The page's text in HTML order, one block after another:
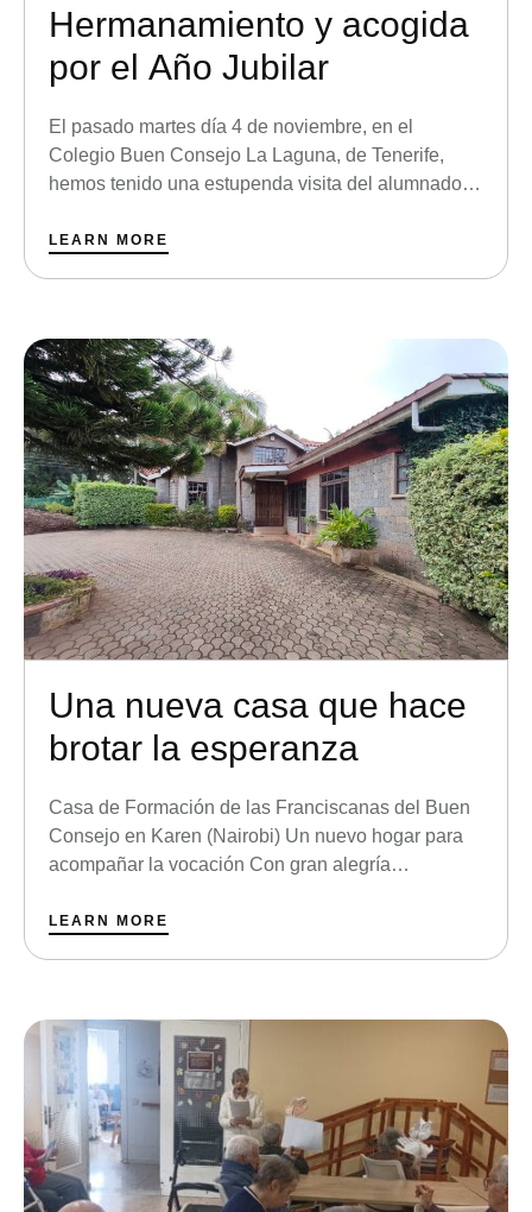
Hermanamiento y acogida
por el Año Jubilar
El pasado martes día 4 de noviembre, en el
Colegio Buen Consejo La Laguna, de Tenerife,
hemos tenido una estupenda visita del alumnado
hermano en la isla, el Colegio Buen Consejo de
LEARN MORE
Una nueva casa que hace
brotar la esperanza
Casa de Formación de las Franciscanas del Buen
Consejo en Karen (Nairobi) Un nuevo hogar para
acompañar la vocación Con gran alegría
familia de las Franciscanas del Buen Consejo: la
LEARN MORE